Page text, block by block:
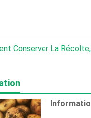
Conserver La Récolte,